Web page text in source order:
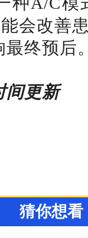
会改善
最终预后
间更新
猜你想看